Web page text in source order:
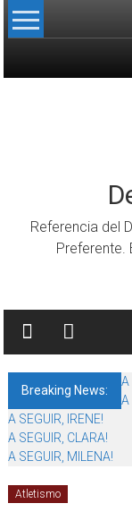
Skip to content
Referencia del
Breaking News:
A
A
A SEGUIR, IRENE!
A SEGUIR, CLARA!
A SEGUIR, MILENA!
Atletismo